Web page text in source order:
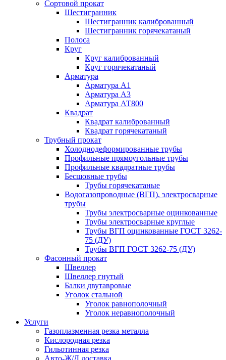
Сортовой прокат
Шестигранник
Шестигранник калиброванный
Шестигранник горячекатаный
Полоса
Круг
Круг калиброванный
Круг горячекатаный
Арматура
Арматура А1
Арматура А3
Арматура АТ800
Квадрат
Квадрат калиброванный
Квадрат горячекатаный
Трубный прокат
Холоднодеформированные трубы
Профильные прямоугольные трубы
Профильные квадратные трубы
Бесшовные трубы
Трубы горячекатаные
Водогазопроводные (ВГП), электросварные
трубы
Трубы электросварные оцинкованные
Трубы электросварные круглые
Трубы ВГП оцинкованные ГОСТ 3262-
75 (ДУ)
Трубы ВГП ГОСТ 3262-75 (ДУ)
Фасонный прокат
Швеллер
Швеллер гнутый
Балки двутавровые
Уголок стальной
Уголок равнополочный
Уголок неравнополочный
Услуги
Газоплазменная резка металла
Кислородная резка
Гильотинная резка
Авто-Ж/Д доставка